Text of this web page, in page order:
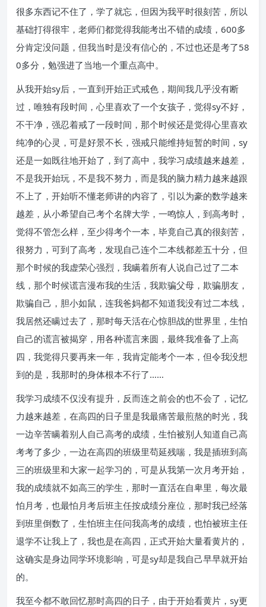
很多东西记不住了，学了就忘，但因为我平时很刻苦，所以
基础打得很牢，老师们都觉得我能考出不错的成绩，600多
分肯定没问题，但我当时是没有信心的，不过也还是考了58
0多分，勉强进了当地一个重点高中。
从我开始sy后，一直到开始正式戒色，期间我几乎没有断
过，唯独有段时间，心里喜欢了一个女孩子，觉得sy不好，
不干净，强忍着戒了一段时间，那个时候还是觉得心里喜欢
纯净的心灵，可是好景不长，强戒只能维持短暂的时间，sy
还是一如既往地开始了，到了高中，我学习成绩越来越差，
不是我开始玩，不是我不努力，而是我的脑力精力越来越跟
不上了，开始听不懂老师讲的内容了，引以为豪的数学越来
越差，从小希望自己考个名牌大学，一鸣惊人，到高考时，
觉得不管怎么样，至少得考个一本，毕竟自己真的很刻苦，
很努力，可到了高考，发现自己连个二本线都差五十分，但
那个时候的我虚荣心强烈，我瞒着所有人说自己过了二本
线，那个时候谎言漫布我的生活，我欺骗父母，欺骗朋友，
欺骗自己，胆小如鼠，连我爸妈都不知道我没有过二本线，
我居然还瞒过去了，那时每天活在心惊胆战的世界里，生怕
自己的谎言被揭穿，用各种谎言来圆，最终我准备了上高
四，我觉得只要再来一年，我肯定能考个一本，但令我没想
到的是，我那时的身体根本不行了……
我学习成绩不仅没有提升，反而连之前会的也不会了，记忆
力越来越差，在高四的日子里是我最痛苦最煎熬的时光，我
一边辛苦瞒着别人自己高考的成绩，生怕被别人知道自己高
考考了多少，一边在高四的班级里苟延残喘，我是插班到高
三的班级里和大家一起学习的，可是从我第一次月考开始，
我的成绩就不如高三的学生，那时一直活在自卑里，每次最
怕月考，也最怕月考后班主任按成绩分座位，那时我已经落
到班里倒数了，生怕班主任问我高考的成绩，也怕被班主任
退学不让我上了，我也是在高四，正式开始大量看黄片的，
这确实是身边同学环境影响，可是sy却是我自己早早就开始
的。
我至今都不敢回忆那时高四的日子，由于开始看黄片，sy更